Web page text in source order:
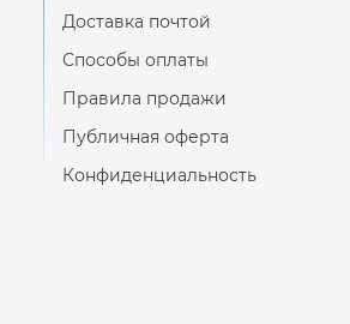
Доставка почтой
Способы оплаты
Правила продажи
Публичная оферта
Конфиденциальность